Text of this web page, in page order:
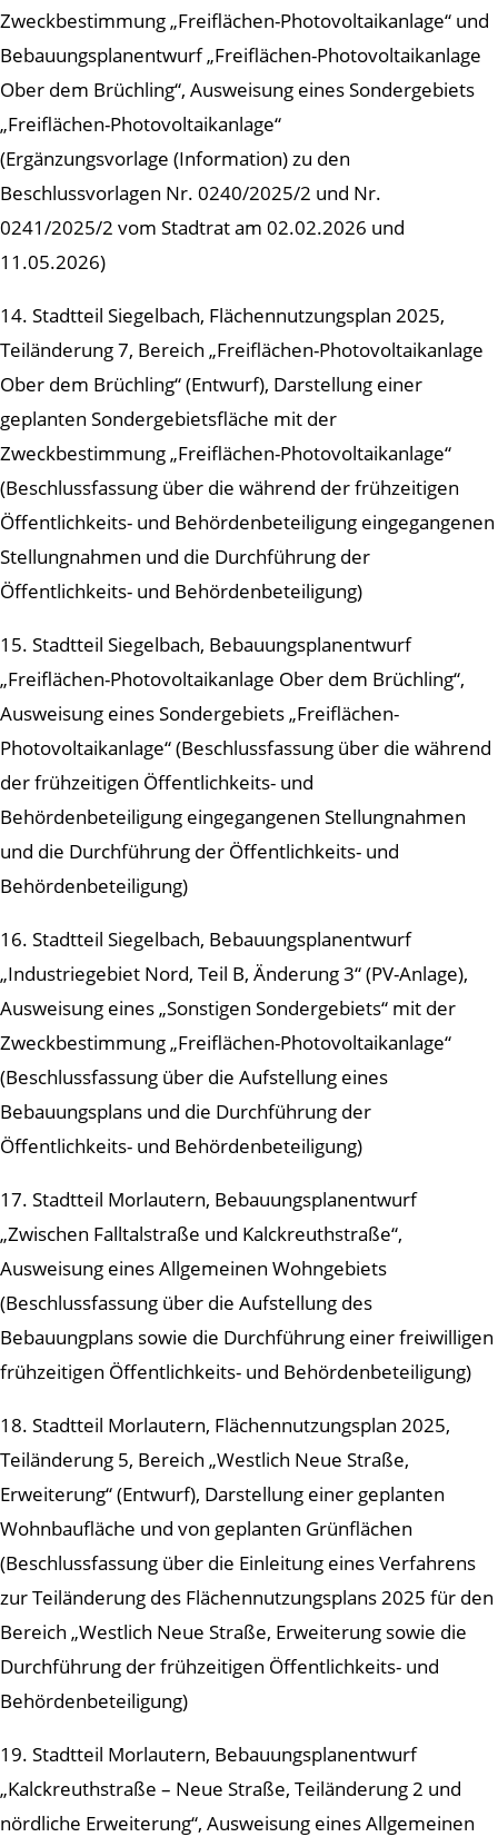
Zweckbestimmung „Freiflächen-Photovoltaikanlage“ und
Bebauungsplanentwurf „Freiflächen-Photovoltaikanlage
Ober dem Brüchling“, Ausweisung eines Sondergebiets
„Freiflächen-Photovoltaikanlage“
(Ergänzungsvorlage (Information) zu den
Beschlussvorlagen Nr. 0240/2025/2 und Nr.
0241/2025/2 vom Stadtrat am 02.02.2026 und
11.05.2026)
14. Stadtteil Siegelbach, Flächennutzungsplan 2025,
Teiländerung 7, Bereich „Freiflächen-Photovoltaikanlage
Ober dem Brüchling“ (Entwurf), Darstellung einer
geplanten Sondergebietsfläche mit der
Zweckbestimmung „Freiflächen-Photovoltaikanlage“
(Beschlussfassung über die während der frühzeitigen
Öffentlichkeits- und Behördenbeteiligung eingegangenen
Stellungnahmen und die Durchführung der
Öffentlichkeits- und Behördenbeteiligung)
15. Stadtteil Siegelbach, Bebauungsplanentwurf
„Freiflächen-Photovoltaikanlage Ober dem Brüchling“,
Ausweisung eines Sondergebiets „Freiflächen-
Photovoltaikanlage“ (Beschlussfassung über die während
der frühzeitigen Öffentlichkeits- und
Behördenbeteiligung eingegangenen Stellungnahmen
und die Durchführung der Öffentlichkeits- und
Behördenbeteiligung)
16. Stadtteil Siegelbach, Bebauungsplanentwurf
„Industriegebiet Nord, Teil B, Änderung 3“ (PV-Anlage),
Ausweisung eines „Sonstigen Sondergebiets“ mit der
Zweckbestimmung „Freiflächen-Photovoltaikanlage“
(Beschlussfassung über die Aufstellung eines
Bebauungsplans und die Durchführung der
Öffentlichkeits- und Behördenbeteiligung)
17. Stadtteil Morlautern, Bebauungsplanentwurf
„Zwischen Falltalstraße und Kalckreuthstraße“,
Ausweisung eines Allgemeinen Wohngebiets
(Beschlussfassung über die Aufstellung des
Bebauungplans sowie die Durchführung einer freiwilligen
frühzeitigen Öffentlichkeits- und Behördenbeteiligung)
18. Stadtteil Morlautern, Flächennutzungsplan 2025,
Teiländerung 5, Bereich „Westlich Neue Straße,
Erweiterung“ (Entwurf), Darstellung einer geplanten
Wohnbaufläche und von geplanten Grünflächen
(Beschlussfassung über die Einleitung eines Verfahrens
zur Teiländerung des Flächennutzungsplans 2025 für den
Bereich „Westlich Neue Straße, Erweiterung sowie die
Durchführung der frühzeitigen Öffentlichkeits- und
Behördenbeteiligung)
19. Stadtteil Morlautern, Bebauungsplanentwurf
„Kalckreuthstraße – Neue Straße, Teiländerung 2 und
nördliche Erweiterung“, Ausweisung eines Allgemeinen